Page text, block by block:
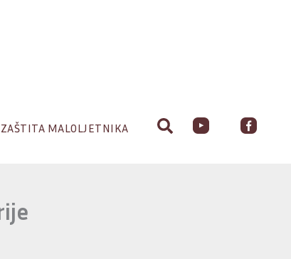
ZAŠTITA MALOLJETNIKA